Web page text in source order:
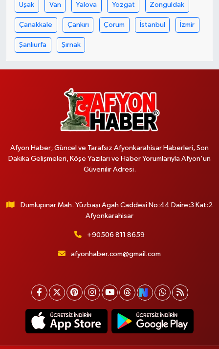
Uşak Van Yalova Yozgat Zonguldak
Çanakkale Çankırı Çorum İstanbul İzmir
Şanlıurfa Şırnak
Afyon Haber; Güncel ve Tarafsız Afyonkarahisar Haberleri, Son
Dakika Gelişmeleri, Köşe Yazıları ve Haber Yorumlarıyla Afyon'un
Güvenilir Adresi.
Dumlupınar Mah. Yüzbaşı Agah Caddesi No:44 Daire:3 Kat:2
Afyonkarahisar
+90506 811 8659
afyonhaber.com@gmail.com